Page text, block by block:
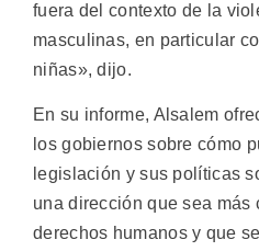
fuera del contexto de la
masculinas, en particular
niñas», dijo.
En su informe, Alsalem
los gobiernos sobre cómo
legislación y sus políticas
una dirección que sea más
derechos humanos y que